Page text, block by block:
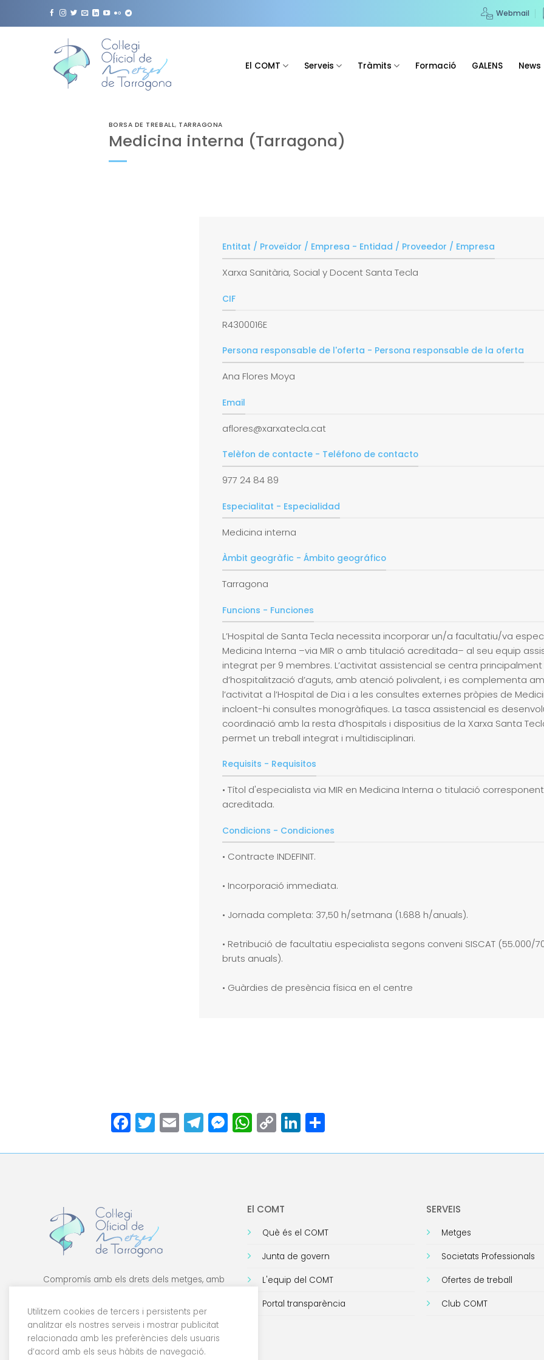
Webmail
El COMT Serveis Tràmits Formació GALENS News
BORSA DE TREBALL, TARRAGONA
Medicina interna (Tarragona)
Entitat / Proveïdor / Empresa - Entidad / Proveedor / Empresa
Xarxa Sanitària, Social y Docent Santa Tecla
CIF
R4300016E
Persona responsable de l'oferta - Persona responsable de la oferta
Ana Flores Moya
Email
aflores@xarxatecla.cat
Telèfon de contacte - Teléfono de contacto
977 24 84 89
Especialitat - Especialidad
Medicina interna
Àmbit geogràfic - Ámbito geográfico
Tarragona
Funcions - Funciones
L’Hospital de Santa Tecla necessita incorporar un/a facultatiu/va
Medicina Interna –via MIR o amb titulació acreditada– al seu equip
integrat per 9 membres. L’activitat assistencial se centra
d’hospitalització d’aguts, amb atenció polivalent, i es complementa
l’activitat a l’Hospital de Dia i a les consultes externes pròpies de
incloent-hi consultes monogràfiques. La tasca assistencial es
coordinació amb la resta d’hospitals i dispositius de la Xarxa Santa
permet un treball integrat i multidisciplinari.
Requisits - Requisitos
• Títol d'especialista via MIR en Medicina Interna o titulació corresponent
acreditada.
Condicions - Condiciones
• Contracte INDEFINIT.
• Incorporació immediata.
• Jornada completa: 37,50 h/setmana (1.688 h/anuals).
• Retribució de facultatiu especialista segons conveni SISCAT (55.000/
bruts anuals).
• Guàrdies de presència física en el centre
Facebook
Twitter
EmailTelegram
Messenger
WhatsApp
CopyLinkedIn
Comparteix
Compromís amb els drets dels metges, amb
El COMT
Què és el COMT
Junta de govern
L'equip del COMT
Portal transparència
SERVEIS
Metges
Societats Professionals
Ofertes de treball
Club COMT
Utilitzem cookies de tercers i persistents per
analitzar els nostres serveis i mostrar publicitat
relacionada amb les preferències dels usuaris
d’acord amb els seus hàbits de navegació.